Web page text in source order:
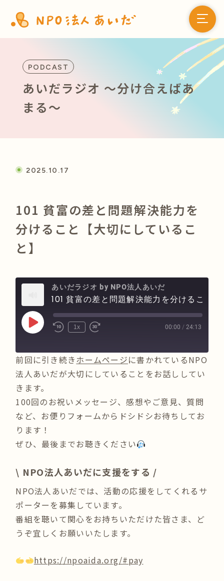
PODCAST
あいだラジオ 〜分け合えばあ
まる〜
2025.10.17
101 貧富の差と問題解決能力を
分けること【大切にしているこ
と】
あいだラジオ by NPO法人あいだ
Play
Episode
1x 00:00 / 24:13
前回に引き続きホームページに書かれているNPO
法人あいだが大切にしていることをお話ししてい
きます。
100回のお祝いメッセージ、感想やご意見、質問
など、お便りフォームからドシドシお待ちしてお
ります！
ぜひ、最後までお聴きください
\ NPO法人あいだに支援をする /
NPO法人あいだでは、活動の応援をしてくれるサ
ポーターを募集しています。
番組を聴いて関心をお持ちいただけた皆さま、ど
うぞ宜しくお願いいたします。
https://npoaida.org/#pay